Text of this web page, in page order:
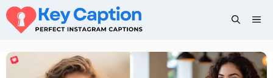
Skip
to
content